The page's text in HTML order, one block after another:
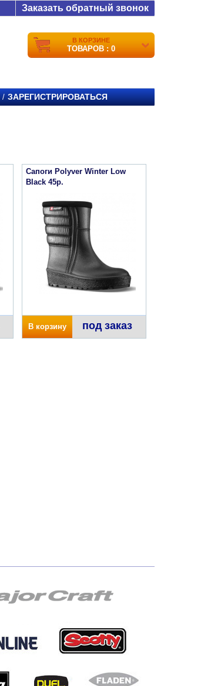
Заказать обратный звонок
В КОРЗИНЕ
ТОВАРОВ : 0
/ ЗАРЕГИСТРИРОВАТЬСЯ
Сапоги Polyver Winter Low
Black 45р.
В корзину под заказ